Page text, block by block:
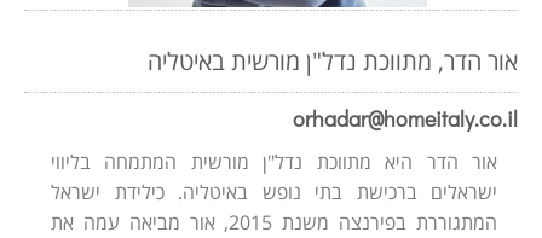
אור הדר, מתווכת נדל"ן מורשית באיטליה
orhadar@homeitaly.co.il
אור הדר היא מתווכת נדל"ן מורשית המתמחה בליווי
ישראלים ברכישת בתי נופש באיטליה. כילידת ישראל
המתגוררת בפירנצה משנת 2015, אור מביאה עמה את